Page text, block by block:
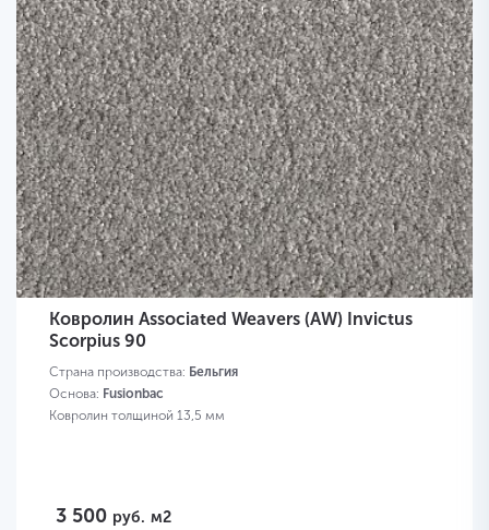
Ковролин Associated Weavers (AW) Invictus
Scorpius 90
Страна производства: Бельгия
Основа: Fusionbac
Ковролин толщиной 13,5 мм
3 500 руб. м2